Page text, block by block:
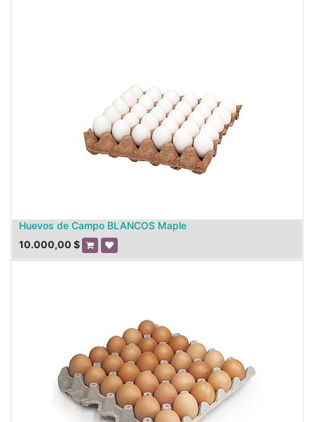
Huevos de Campo BLANCOS Maple
10.000,00 $